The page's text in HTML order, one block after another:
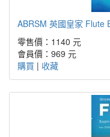
ABRSM 英國皇家 Flute
零售價：1140 元
會員價：969 元
購買 | 收藏